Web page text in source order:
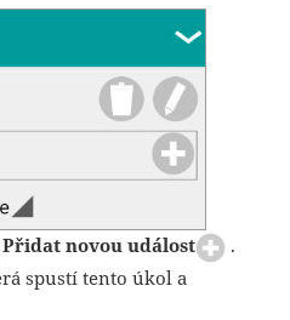
Přidat novou událost
.
spustí tento úkol a